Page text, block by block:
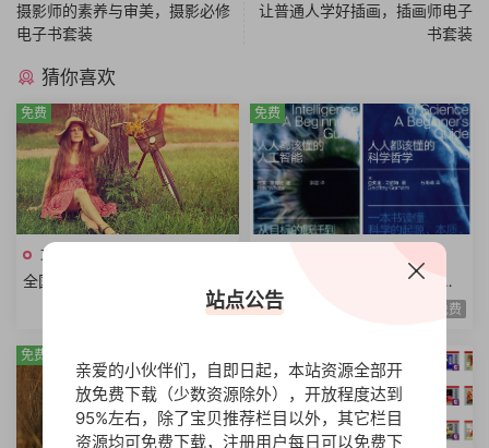
摄影师的素养与审美，摄影必修
电子书套装
让普通人学好插画，插画师电子
书套装
猜你喜欢
文档资料
全国一级建造师职业资格考试
用书资料合集2024年版本PDF
免费
免费
人人该懂科普系列丛书法庭科
学克隆技术科学哲学启蒙运动
免费
免费
免费
站点公告
亲爱的小伙伴们，自即日起，本站资源全部开
放免费下载（少数资源除外），开放程度达到
95%左右，除了宝贝推荐栏目以外，其它栏目
资源均可免费下载，注册用户每日可以免费下